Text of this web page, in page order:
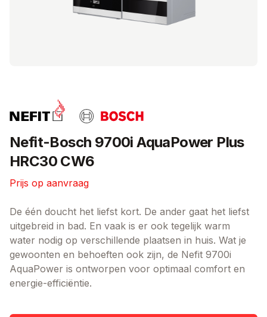
Nefit-Bosch 9700i AquaPower Plus
HRC30 CW6
Prijs op aanvraag
De één doucht het liefst kort. De ander gaat het liefst
uitgebreid in bad. En vaak is er ook tegelijk warm
water nodig op verschillende plaatsen in huis. Wat je
gewoonten en behoeften ook zijn, de Nefit 9700i
AquaPower is ontworpen voor optimaal comfort en
energie-efficiëntie.